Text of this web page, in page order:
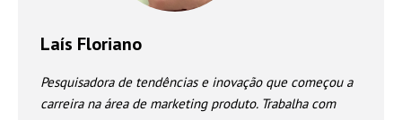
Laís Floriano
Pesquisadora de tendências e inovação que começou a
carreira na área de marketing produto. Trabalha com